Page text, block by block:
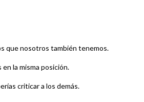
que nosotros también tenemos.
la misma posición.
criticar a los demás.